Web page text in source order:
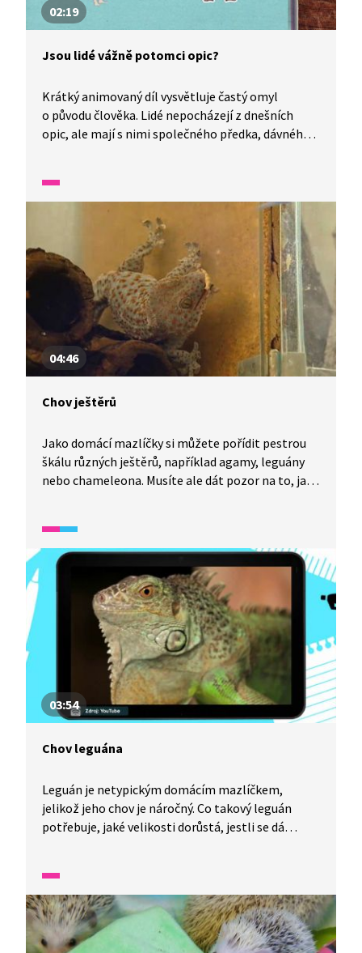
02:19
Jsou lidé vážně potomci opic?
Krátký animovaný díl vysvětluje častý omyl
o původu člověka. Lidé nepocházejí z dnešních
opic, ale mají s nimi společného předka, dávného
s nimi některé znaky, jako jsou protistojné palce,
nehty nebo postavení očí vpředu. Díl pomáhá
pochopit základní principy příbuznosti mezi
organismy.
04:46
Chov ještěrů
Jako domácí mazlíčky si můžete pořídit pestrou
škálu různých ještěrů, například agamy, leguány
nebo chameleona. Musíte ale dát pozor na to, jaké
chovatel může dokonce odchovat malé ještěrky.
03:54
Chov leguána
Leguán je netypickým domácím mazlíčkem,
jelikož jeho chov je náročný. Co takový leguán
potřebuje, jaké velikosti dorůstá, jestli se dá